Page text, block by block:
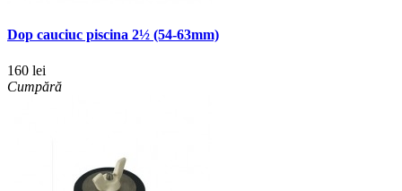
Dop cauciuc piscina 2½ (54-63mm)
160 lei
Cumpără